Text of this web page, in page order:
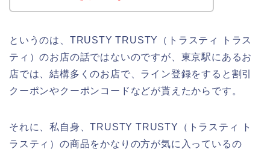
というのは、TRUSTY TRUSTY（トラスティ トラス
ティ）のお店の話ではないのですが、東京駅にあるお
店では、結構多くのお店で、ライン登録をすると割引
クーポンやクーポンコードなどが貰えたからです。
それに、私自身、TRUSTY TRUSTY（トラスティ ト
ラスティ）の商品をかなりの方が気に入っているの